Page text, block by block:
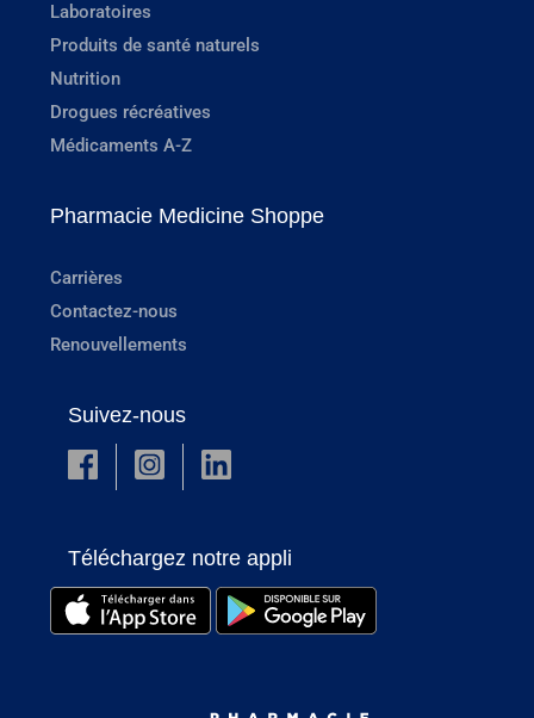
Laboratoires
Produits de santé naturels
Nutrition
Drogues récréatives
Médicaments A-Z
Pharmacie Medicine Shoppe
Carrières
Contactez-nous
Renouvellements
Suivez-nous
Téléchargez notre appli